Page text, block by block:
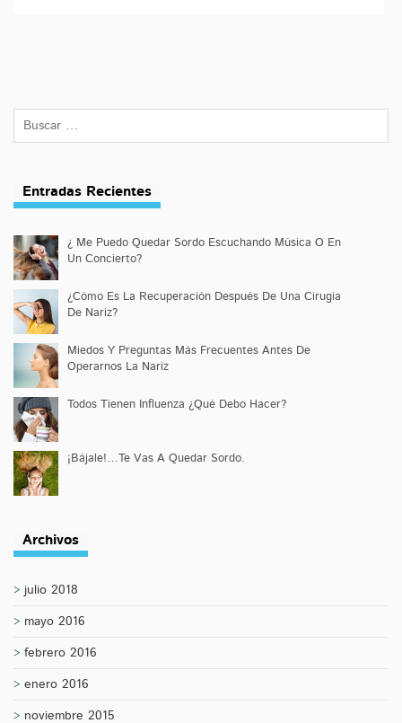
Entradas Recientes
¿ Me Puedo Quedar Sordo Escuchando Música O En
Un Concierto?
¿Cómo Es La Recuperación Después De Una Cirugía
De Nariz?
Miedos Y Preguntas Más Frecuentes Antes De
Operarnos La Nariz
Todos Tienen Influenza ¿Qué Debo Hacer?
¡Bájale!…Te Vas A Quedar Sordo.
Archivos
julio 2018
mayo 2016
febrero 2016
enero 2016
noviembre 2015